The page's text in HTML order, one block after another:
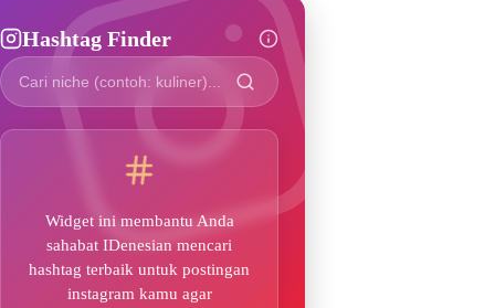
Hashtag Finder
Widget ini membantu Anda
sahabat IDenesian mencari
hashtag terbaik untuk postingan
instagram kamu agar